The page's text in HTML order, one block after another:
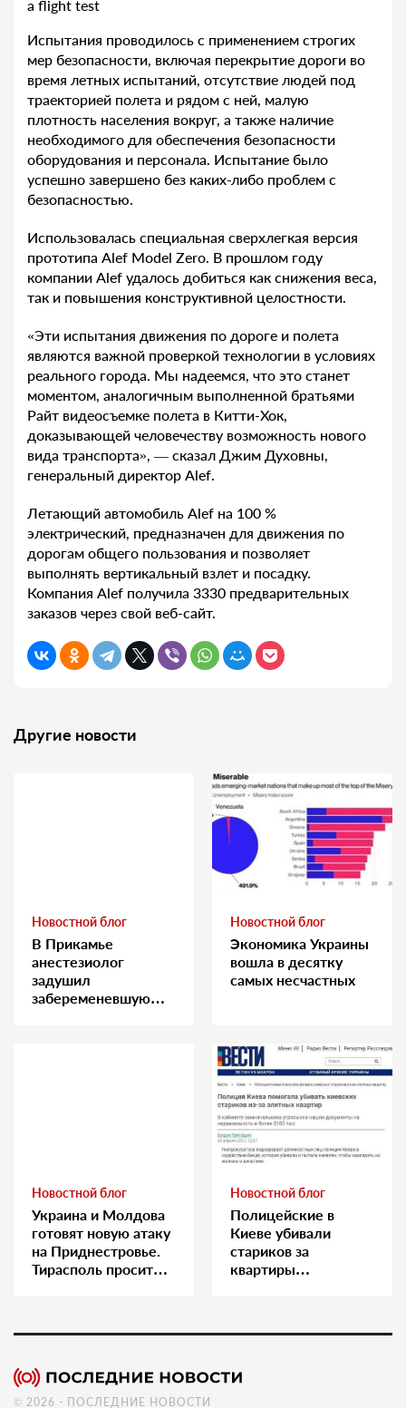
Испытания проводилось с применением строгих
мер безопасности, включая перекрытие дороги во
время летных испытаний, отсутствие людей под
траекторией полета и рядом с ней, малую
плотность населения вокруг, а также наличие
необходимого для обеспечения безопасности
оборудования и персонала. Испытание было
успешно завершено без каких-либо проблем с
безопасностью.
Использовалась специальная сверхлегкая версия
прототипа Alef Model Zero. В прошлом году
компании Alef удалось добиться как снижения веса,
так и повышения конструктивной целостности.
«Эти испытания движения по дороге и полета
являются важной проверкой технологии в условиях
реального города. Мы надеемся, что это станет
моментом, аналогичным выполненной братьями
Райт видеосъемке полета в Китти-Хок,
доказывающей человечеству возможность нового
вида транспорта», — сказал Джим Духовны,
генеральный директор Alef.
Летающий автомобиль Alef на 100 %
электрический, предназначен для движения по
дорогам общего пользования и позволяет
выполнять вертикальный взлет и посадку.
Компания Alef получила 3330 предварительных
заказов через свой веб-сайт.
Другие новости
Новостной блог
В Прикамье
анестезиолог
задушил
забеременевшую
Новостной блог
Экономика Украины
вошла в десятку
самых несчастных
Новостной блог
Украина и Молдова
готовят новую атаку
на Приднестровье.
Тирасполь просит
Новостной блог
Полицейские в
Киеве убивали
стариков за
квартиры…
© 2026 - ПОСЛЕДНИЕ НОВОСТИ